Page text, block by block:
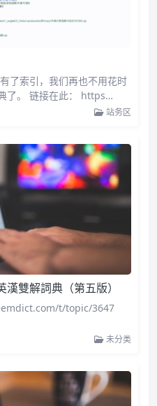
了索引，我们再也不用花时
了。 链接在此： https…
站务区
漢雙解詞典（第五版）
t/topic/3647
未分类